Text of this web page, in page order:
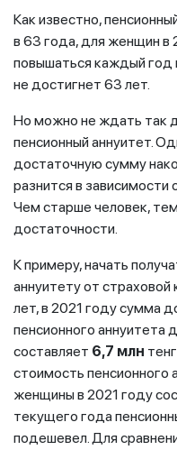
Как известно,
в 63 года, для женщин в
повышаться каждый год
не достигнет 63 лет.
Но можно не ждать так
пенсионный аннуитет.
достаточную сумму
разнится в зависимости
Чем старше человек,
достаточности.
К примеру, начать
аннуитету от
лет, в 2021 году сумма
пенсионного
составляет 6,7 млн
стоимость пенсионного
женщины в 2021 году
текущего года
подешевел. Для